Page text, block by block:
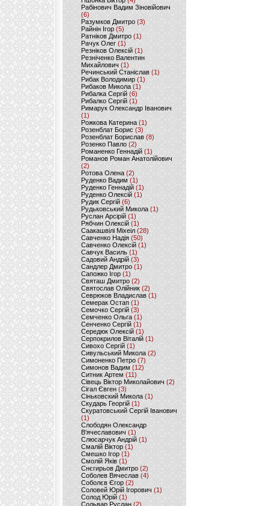
Рабінович Вадим Зіновійович
(6)
Разумков Дмитро (3)
Райнін Ігор(5)
Ратніков Дмитро (1)
Рачук Олег (1)
Резніков Олексій(1)
Резніченко Валентин
Михайлович (1)
Речинський Станіслав (1)
Рибак Володимир(1)
Рибаков Микола(1)
Рибалка Сергій (6)
Рибалко Сергій (1)
Римарук Олександр Іванович
(1)
Рожкова Катерина(1)
Розенблат Борис (3)
Розенблат Борислав (8)
Розенко Павло (2)
Романенко Геннадій (1)
Романов Роман Анатолійович
(2)
Ротова Олена(2)
Руденко Вадим (1)
Руденко Геннадій (1)
Руденко Олексій(1)
Рудик Сергій(6)
Рудьковський Микола (1)
Руслан Арсірій(1)
Рябчин Олексій (1)
Саакашвілі Міхеіл(28)
Савченко Надія (50)
Савченко Олексій(1)
Савчук Василь (1)
Садовий Андрій (3)
Сандлер Дмитро(1)
Сапожко Ігор(1)
Святаш Дмитро (2)
Святослав Олійник (2)
Севрюков Владислав (1)
Семерак Остап (1)
Семочко Сергій (3)
Семченко Ольга (1)
Сенченко Сергій(1)
Середюк Олексій(1)
Серпокрилов Віталій(1)
Сивохо Сергій(1)
Сивульський Микола(2)
Симоненко Петро(7)
Симонов Вадим (12)
Ситник Артем(11)
Сівець Віктор Миколайович(2)
Сігал Євген (3)
Сіньковский Микола(1)
Скударь Георгій (1)
Скуратовський Сергій Іванович
(1)
Слободян Олександр
В'ячеславович(1)
Слюсарчук Андрій(1)
Смалій Віктор (1)
Смешко Ігор (1)
Смолій Яків (1)
Снєгирьов Дмитро (2)
Соболев Вячеслав (4)
Соболєв Єгор(2)
Соловей Юрій Ігорович (1)
Солод Юрій (1)
Сольвар Руслан (2)